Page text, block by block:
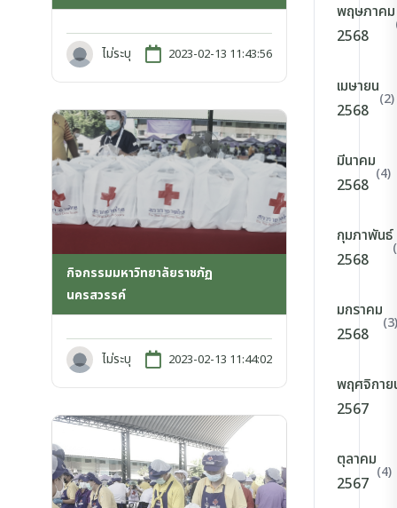
ไม่ระบุ 2023-02-13 11:43:56
กิจกรรมมหาวิทยาลัยราชภัฏ
นครสวรรค์
ไม่ระบุ 2023-02-13 11:44:02
พฤษภาคม
2568
เมษายน
2568
(2)
มีนาคม
2568
(4)
กุมภาพันธ์
2568
มกราคม
2568
(3)
พฤศจิกาย
2567
ตุลาคม
2567
(4)